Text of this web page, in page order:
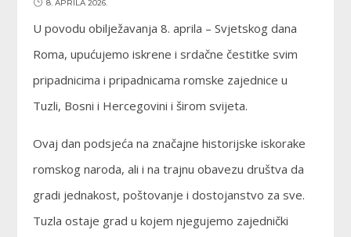
8. APRILA 2026.
U povodu obilježavanja 8. aprila – Svjetskog dana
Roma, upućujemo iskrene i srdačne čestitke svim
pripadnicima i pripadnicama romske zajednice u
Tuzli, Bosni i Hercegovini i širom svijeta.
Ovaj dan podsjeća na značajne historijske iskorake
romskog naroda, ali i na trajnu obavezu društva da
gradi jednakost, poštovanje i dostojanstvo za sve.
Tuzla ostaje grad u kojem njegujemo zajednički